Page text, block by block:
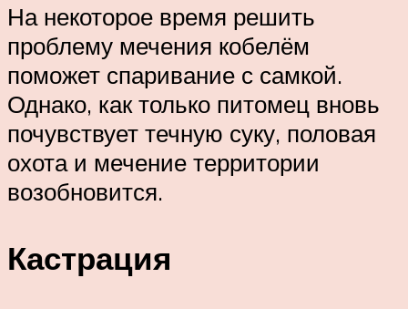
На некоторое время решить
проблему мечения кобелём
поможет спаривание с самкой.
Однако, как только питомец вновь
почувствует течную суку, половая
охота и мечение территории
возобновится.
Кастрация